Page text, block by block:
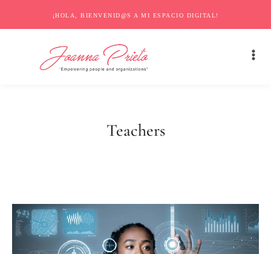
¡HOLA, BIENVENID@S A MI ESPACIO DIGITAL!
Teachers